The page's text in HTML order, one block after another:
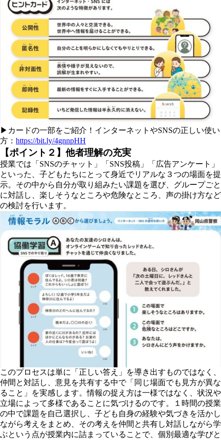
▶カードの一部をご紹介！インターネットやSNSの正しい使い
方： https://bit.ly/4gnnpHH
【ポイント２】他者理解の充実
授業では「SNSのチャット」「SNS投稿」「広告アンケート」
といった、子どもたちにとって身近でリアルな３つの場面を提
示。その中から自分が取り組みたい課題を選び、グループごと
に対話し、楽しそうなところや危険なところ、声の掛け方など
の検討を行います。
このプロセスは単に「正しい答え」を導き出すものではなく、
仲間と対話し、意見を共有する中で「同じ場面でも見方が異な
ること」を実感します。情報の捉え方は一様ではなく、状況や
立場によって多様であることに気づけるのです。１時間の授業
の中で課題を自己選択し、子ども自身の経験や気づきを活かし
ながら考えをまとめ、その考えを仲間と共有し対話しながら学
ぶという点が授業内に詰まっていることで、個別最適な学びと